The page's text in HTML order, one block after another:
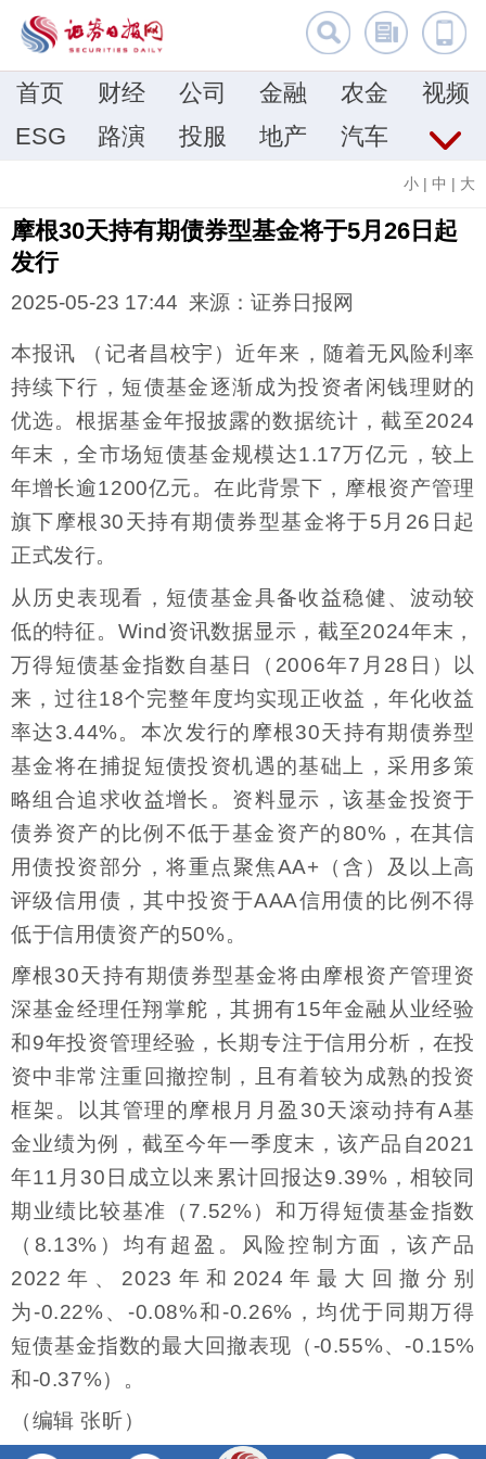
首页 财经 公司 金融 农金
视频
ESG
路演 投服 地产 汽车
小 | 中 | 大
摩根30天持有期债券型基金将于5月26日起
发行
2025-05-23 17:44 来源：证券日报网
本报讯 （记者昌校宇）近年来，随着无风险利率
持续下行，短债基金逐渐成为投资者闲钱理财的
优选。根据基金年报披露的数据统计，截至2024
年末，全市场短债基金规模达1.17万亿元，较上
年增长逾1200亿元。在此背景下，摩根资产管理
旗下摩根30天持有期债券型基金将于5月26日起
正式发行。
从历史表现看，短债基金具备收益稳健、波动较
低的特征。Wind资讯数据显示，截至2024年末，
万得短债基金指数自基日（2006年7月28日）以
来，过往18个完整年度均实现正收益，年化收益
率达3.44%。本次发行的摩根30天持有期债券型
基金将在捕捉短债投资机遇的基础上，采用多策
略组合追求收益增长。资料显示，该基金投资于
债券资产的比例不低于基金资产的80%，在其信
用债投资部分，将重点聚焦AA+（含）及以上高
评级信用债，其中投资于AAA信用债的比例不得
低于信用债资产的50%。
摩根30天持有期债券型基金将由摩根资产管理资
深基金经理任翔掌舵，其拥有15年金融从业经验
和9年投资管理经验，长期专注于信用分析，在投
资中非常注重回撤控制，且有着较为成熟的投资
框架。以其管理的摩根月月盈30天滚动持有A基
金业绩为例，截至今年一季度末，该产品自2021
年11月30日成立以来累计回报达9.39%，相较同
期业绩比较基准（7.52%）和万得短债基金指数
（8.13%）均有超盈。风险控制方面，该产品
2022年、2023年和2024年最大回撤分别
为-0.22%、-0.08%和-0.26%，均优于同期万得
短债基金指数的最大回撤表现（-0.55%、-0.15%
和-0.37%）。
（编辑 张昕）